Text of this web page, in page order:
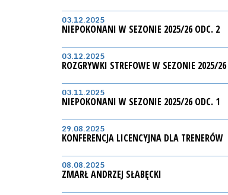
03.12.2025
NIEPOKONANI W SEZONIE 2025/26 ODC. 2
03.12.2025
ROZGRYWKI STREFOWE W SEZONIE 2025/26
03.11.2025
NIEPOKONANI W SEZONIE 2025/26 ODC. 1
29.08.2025
KONFERENCJA LICENCYJNA DLA TRENERÓW
08.08.2025
ZMARŁ ANDRZEJ SŁABĘCKI